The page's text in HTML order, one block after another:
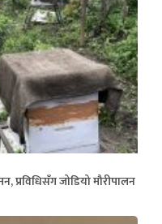
प्रविधिसँग जोडियो मौरीपालन